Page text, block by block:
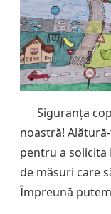
Siguranța
noastră!
pentru a solicita
de măsuri care
Împreună